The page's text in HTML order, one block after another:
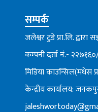
सम्पर्क
जलेश्वर टुडे प्रा.लि. द्वारा
कम्पनी दर्ता नं.-
मिडिया काउन्सिल(मधेस
केन्द्रीय कार्यालय: